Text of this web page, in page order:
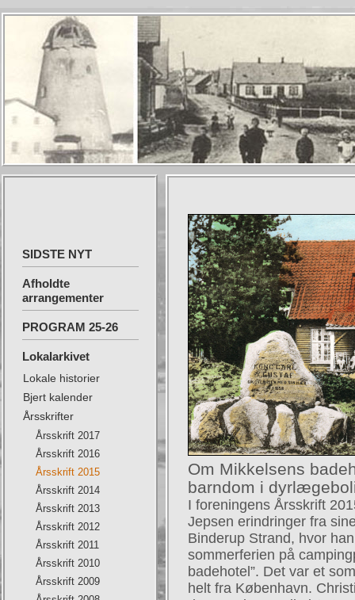
SIDSTE NYT
Afholdte
arrangementer
PROGRAM 25-26
Lokalarkivet
Lokale historier
Bjert kalender
Årsskrifter
Årsskrift 2017
Årsskrift 2016
Årsskrift 2015
Årsskrift 2014
Årsskrift 2013
Årsskrift 2012
Årsskrift 2011
Årsskrift 2010
Årsskrift 2009
Om Mikkelsens
barndom i
I foreningens Årsskrift
Jepsen erindringer fra
Binderup Strand, hvor
sommerferien på
badehotel”. Det var et
helt fra København.